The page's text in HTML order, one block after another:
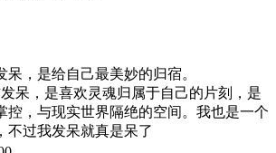
呆，是给自己最美妙的归宿。
呆，是喜欢灵魂归属于自己的片刻，是
控，与现实世界隔绝的空间。我也是一个
不过我发呆就真是呆了